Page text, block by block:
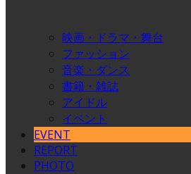
映画・ドラマ・舞台
ファッション
音楽・ダンス
書籍・雑誌
アイドル
イベント
EVENT
REPORT
PHOTO